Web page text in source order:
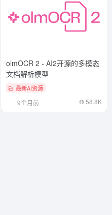
olmOCR 2 - AI2开源的多模态
文档解析模型
最新AI资源
9个月前 58.8K